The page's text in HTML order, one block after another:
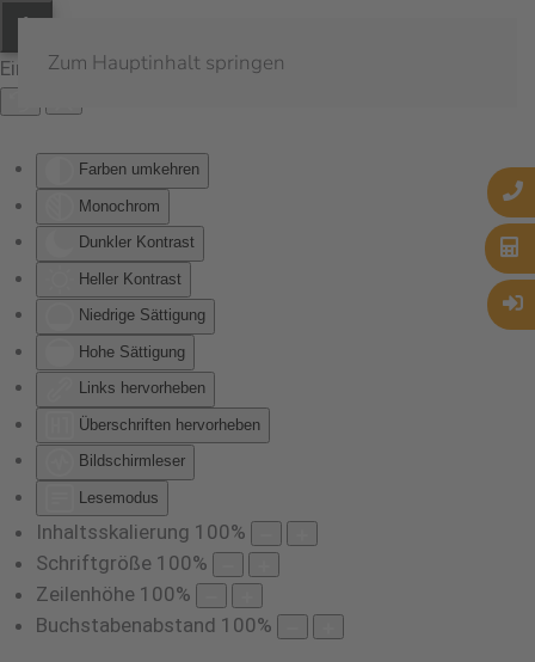
Eingabehilfen öffnen
Farben umkehren
Monochrom
Dunkler Kontrast
Heller Kontrast
Niedrige Sättigung
Hohe Sättigung
Links hervorheben
Überschriften hervorheben
Bildschirmleser
Lesemodus
Inhaltsskalierung 100%
Schriftgröße 100%
Zeilenhöhe 100%
Buchstabenabstand 100%
Zum Hauptinhalt springen